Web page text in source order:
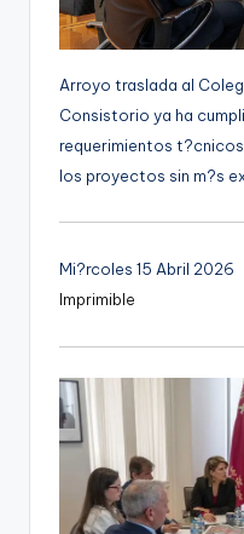
Arroyo traslada al
Consistorio ya ha
requerimientos
los proyectos sin m?s
Mi?rcoles 15 Abril
Imprimible